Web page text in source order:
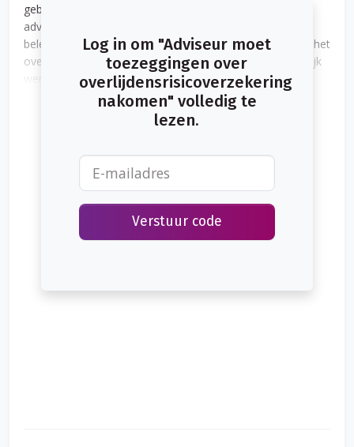
gebruiken om de hypotheekschuld te verlagen. In het
adviesrapport van de adviseur was opgenomen dat de
beleggingspolissen zouden worden stopgezet, maar dat het
overlijdensrisicodeel zou worden voortgezet. In de praktijk
werden de beleggingsverzekeringen echter volledig
opgezegd en werd geen aparte overlijdensrisicoverzekering
Log in om "Adviseur moet
toezeggingen over
overlijdensrisicoverzekering
nakomen" volledig te
lezen.
Verstuur code